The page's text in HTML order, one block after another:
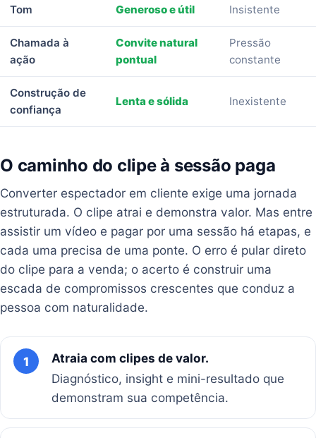
Tom Generoso e útil Insistente
Chamada à
ação
Convite natural
pontual
Pressão
constante
Construção de
confiança
Lenta e sólida Inexistente
O caminho do clipe à sessão paga
Converter espectador em cliente exige uma jornada
estruturada. O clipe atrai e demonstra valor. Mas entre
assistir um vídeo e pagar por uma sessão há etapas, e
cada uma precisa de uma ponte. O erro é pular direto
do clipe para a venda; o acerto é construir uma
escada de compromissos crescentes que conduz a
pessoa com naturalidade.
1
Atraia com clipes de valor.
Diagnóstico, insight e mini-resultado que
demonstram sua competência.